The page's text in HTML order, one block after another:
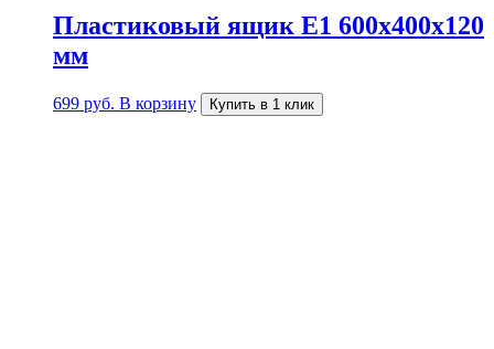
Пластиковый ящик Е1 600х400х120
мм
699 руб. В корзину Купить в 1 клик